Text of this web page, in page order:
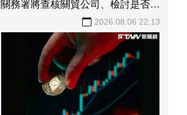
關務署將查核關貿公司、檢討是否統
2026.08.06 22:13